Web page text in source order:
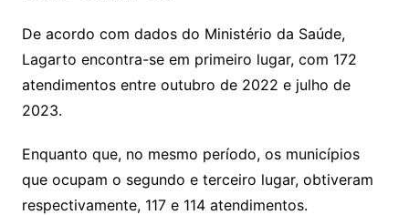
De acordo com dados do Ministério da Saúde,
Lagarto encontra-se em primeiro lugar, com 172
atendimentos entre outubro de 2022 e julho de
2023.
Enquanto que, no mesmo período, os municípios
que ocupam o segundo e terceiro lugar, obtiveram
respectivamente, 117 e 114 atendimentos.